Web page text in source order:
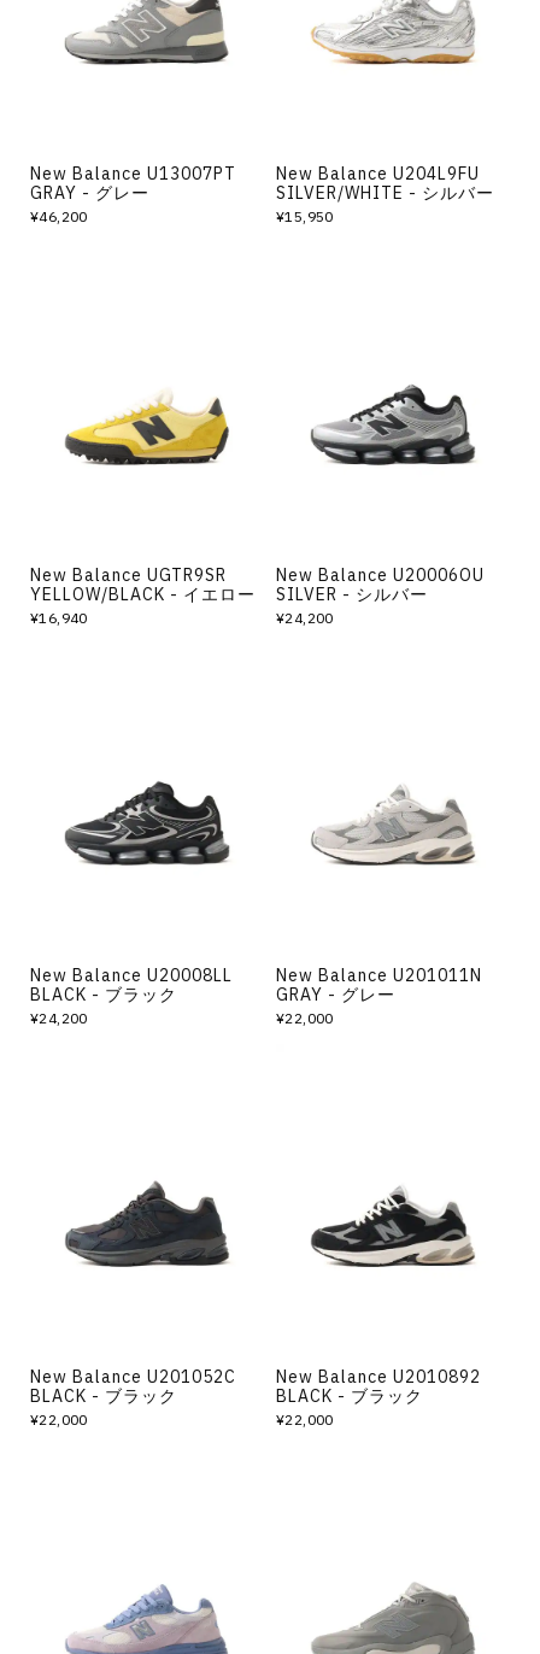
New Balance U13007PT
GRAY - グレー
¥46,200
New Balance U204L9FU
SILVER/WHITE - シルバー
¥15,950
New Balance UGTR9SR
YELLOW/BLACK - イエロー
¥16,940
New Balance U20006OU
SILVER - シルバー
¥24,200
New Balance U20008LL
BLACK - ブラック
¥24,200
New Balance U201011N
GRAY - グレー
¥22,000
New Balance U201052C
BLACK - ブラック
¥22,000
New Balance U2010892
BLACK - ブラック
¥22,000